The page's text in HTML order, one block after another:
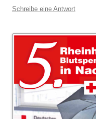
Schreibe eine Antwort